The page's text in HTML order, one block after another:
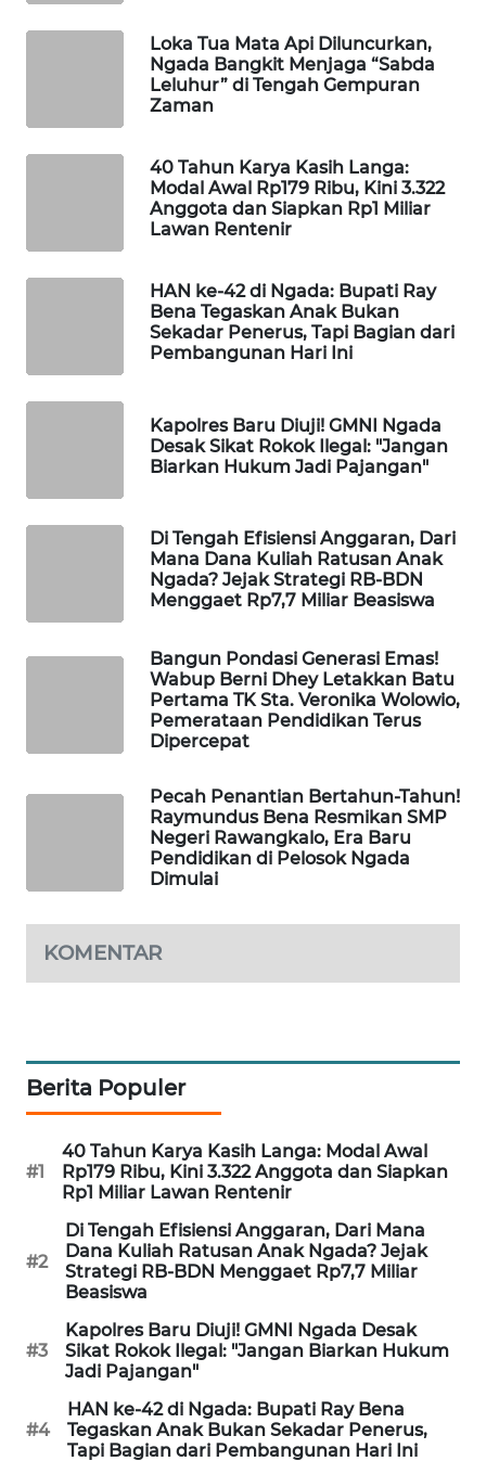
Loka Tua Mata Api Diluncurkan,
Ngada Bangkit Menjaga “Sabda
Leluhur” di Tengah Gempuran
Zaman
40 Tahun Karya Kasih Langa:
Modal Awal Rp179 Ribu, Kini 3.322
Anggota dan Siapkan Rp1 Miliar
Lawan Rentenir
HAN ke-42 di Ngada: Bupati Ray
Bena Tegaskan Anak Bukan
Sekadar Penerus, Tapi Bagian dari
Pembangunan Hari Ini
Kapolres Baru Diuji! GMNI Ngada
Desak Sikat Rokok Ilegal: "Jangan
Biarkan Hukum Jadi Pajangan"
Di Tengah Efisiensi Anggaran, Dari
Mana Dana Kuliah Ratusan Anak
Ngada? Jejak Strategi RB-BDN
Menggaet Rp7,7 Miliar Beasiswa
Bangun Pondasi Generasi Emas!
Wabup Berni Dhey Letakkan Batu
Pertama TK Sta. Veronika Wolowio,
Pemerataan Pendidikan Terus
Dipercepat
Pecah Penantian Bertahun-Tahun!
Raymundus Bena Resmikan SMP
Negeri Rawangkalo, Era Baru
Pendidikan di Pelosok Ngada
Dimulai
KOMENTAR
Berita Populer
#1
40 Tahun Karya Kasih Langa: Modal Awal
Rp179 Ribu, Kini 3.322 Anggota dan Siapkan
Rp1 Miliar Lawan Rentenir
#2
Di Tengah Efisiensi Anggaran, Dari Mana
Dana Kuliah Ratusan Anak Ngada? Jejak
Strategi RB-BDN Menggaet Rp7,7 Miliar
Beasiswa
#3
Kapolres Baru Diuji! GMNI Ngada Desak
Sikat Rokok Ilegal: "Jangan Biarkan Hukum
Jadi Pajangan"
#4
HAN ke-42 di Ngada: Bupati Ray Bena
Tegaskan Anak Bukan Sekadar Penerus,
Tapi Bagian dari Pembangunan Hari Ini
KONSUMEN
ALPERKLINAS
SIBARAGAS
NEWS
NEWS
NEWS
KARING
NEWS
JURNAL
MARITIM
HUMBANG
NEWS
GARONGGANG
NEWS
FISUELRI
ID